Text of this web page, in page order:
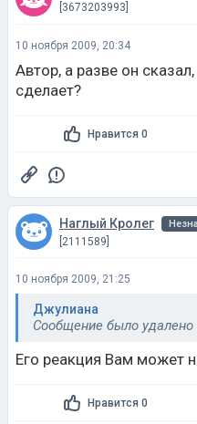
[3673203993]
10 ноября 2009, 20:34
Автор, а разве он
сделает?
Нравится 0
Наглый Кролег
[2111589]
10 ноября 2009, 21:25
Джулиана
Сообщение было удалено
Его реакция Вам может
Нравится 0